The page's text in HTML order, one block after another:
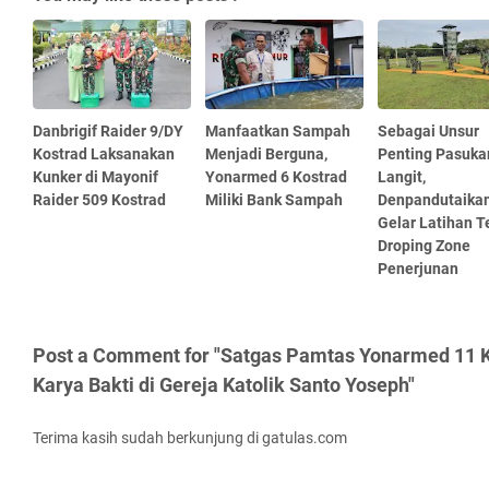
Danbrigif Raider 9/DY
Kostrad Laksanakan
Kunker di Mayonif
Raider 509 Kostrad
Manfaatkan Sampah
Menjadi Berguna,
Yonarmed 6 Kostrad
Miliki Bank Sampah
Sebagai Unsur
Penting
Langit,
Gelar Latihan
Droping Zone
Penerjunan
Post a Comment for "Satgas Pamtas Yonarmed 11
Karya Bakti di Gereja Katolik Santo Yoseph"
Terima kasih sudah berkunjung di gatulas.com